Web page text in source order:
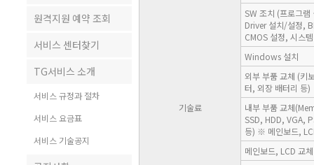
원격지원 예약 조회
서비스 센터찾기
TG서비스 소개
서비스 규정과 절차
서비스 요금표
서비스 기술공지
기술료
SW 조치 (프로그
Driver 설치/설정,
CMOS 설정, 시스
Windows 설치
외부 부품 교체 (키
터, 외장 배터리 등)
내부 부품 교체
SSD, HDD, VGA,
등) ※ 메인보드,
메인보드, LCD 교체